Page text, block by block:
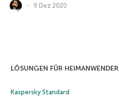
9 Dez 2020
LÖSUNGEN FÜR HEIMANWENDER
Kaspersky Standard